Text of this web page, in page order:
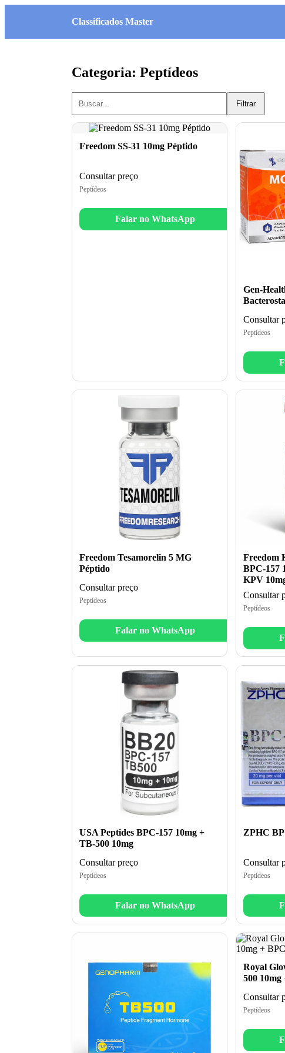
Classificados Master
Categoria: Peptídeos
Filtrar
Freedom SS-31 10mg Péptido
Consultar preço
Peptídeos
Falar no WhatsApp
Gen-
Consultar
Peptídeos
Freedom Tesamorelin 5 MG
Péptido
Consultar preço
Peptídeos
Falar no WhatsApp
Freedom
BPC-157
KPV
Consultar
Peptídeos
USA Peptides BPC-157 10mg +
TB-500 10mg
Consultar preço
Peptídeos
Falar no WhatsApp
ZPHC
Consultar
Peptídeos
Royal
500 10mg
Consultar
Peptídeos